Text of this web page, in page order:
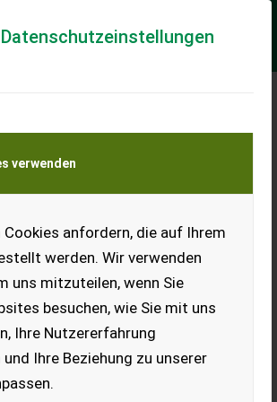
verwenden
Cookies anfordern, die auf Ihrem
werden. Wir verwenden
uns mitzuteilen, wenn Sie
besuchen, wie Sie mit uns
Ihre Nutzererfahrung
Ihre Beziehung zu unserer
Land- und Baumaschinen –
Tiertransporte
KC
Sie mit uns per WhatsApp oder ähnlich
Maschinen kaufen, bitte kontrollieren